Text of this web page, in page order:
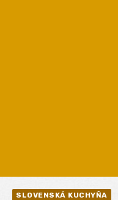
SLOVENSKÁ KUCHYŇA